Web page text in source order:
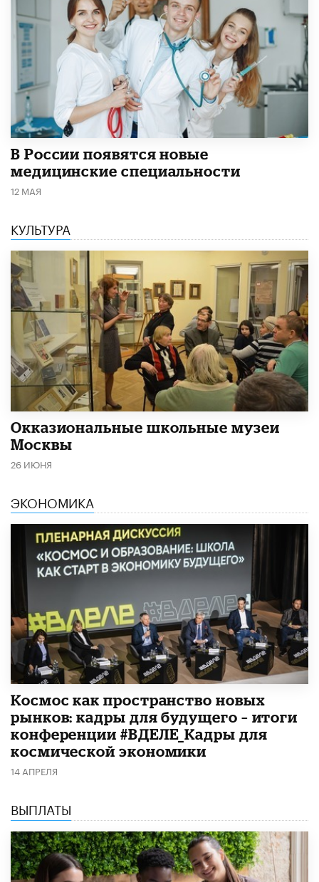
В России появятся новые
медицинские специальности
12 МАЯ
КУЛЬТУРА
​Окказиональные школьные музеи
Москвы
26 ИЮНЯ
ЭКОНОМИКА
Космос как пространство новых
рынков: кадры для будущего – итоги
конференции #ВДЕЛЕ_Кадры для
космической экономики
14 АПРЕЛЯ
ВЫПЛАТЫ